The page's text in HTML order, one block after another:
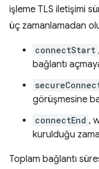
işleme TLS iletişimi
üç zamanlamadan
connectStart
bağlantı
görüşmesine
connectEnd ,
kurulduğu
Toplam bağlantı